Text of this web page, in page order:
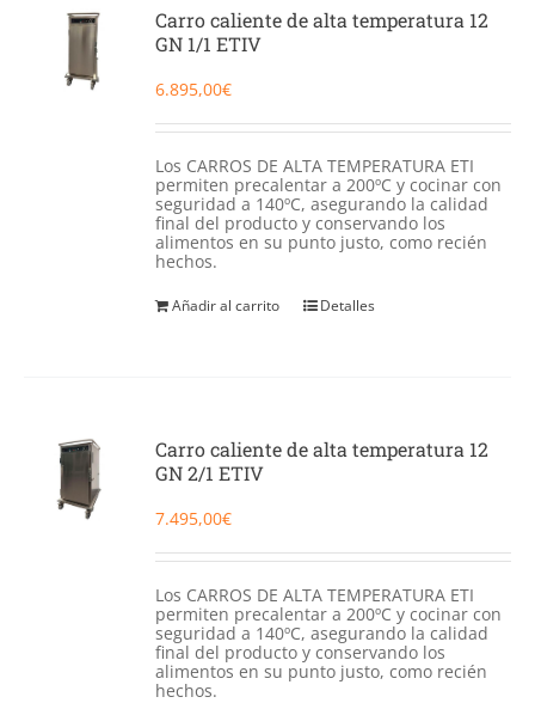
Food Service y Vending
Carro caliente de alta temperatura 12
GN 1/1 ETIV
6.895,00€
Los CARROS DE ALTA TEMPERATURA ETI
permiten precalentar a 200ºC y cocinar con
seguridad a 140ºC, asegurando la calidad
final del producto y conservando los
alimentos en su punto justo, como recién
hechos.
Añadir al carrito Detalles
Carro caliente de alta temperatura 12
GN 2/1 ETIV
7.495,00€
Los CARROS DE ALTA TEMPERATURA ETI
permiten precalentar a 200ºC y cocinar con
seguridad a 140ºC, asegurando la calidad
final del producto y conservando los
alimentos en su punto justo, como recién
hechos.